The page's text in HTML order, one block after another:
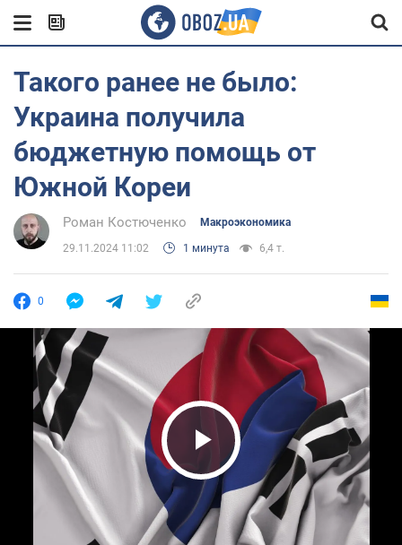
Такого ранее не было:
Украина получила
бюджетную помощь от
Южной Кореи
Роман Костюченко Mакроэкономика
29.11.2024 11:02 1 минута 6,4 т.
0
Play Video